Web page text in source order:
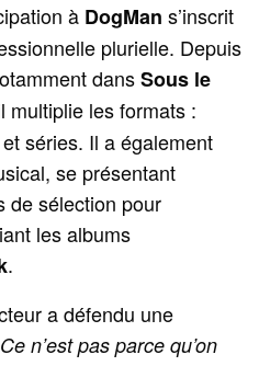
à DogMan s’inscrit
plurielle. Depuis
dansSous le
multiplie les formats :
séries. Il a également
se présentant
de sélection pour
les albums
.
a défendu une
Ce n’est pas parce qu’on